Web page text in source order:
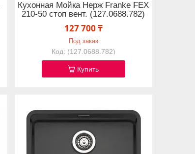
Кухонная Мойка Нерж Franke FEX
210-50 стоп вент. (127.0688.782)
127 700 ₸
Под заказ
(127.0688.782)
Купить